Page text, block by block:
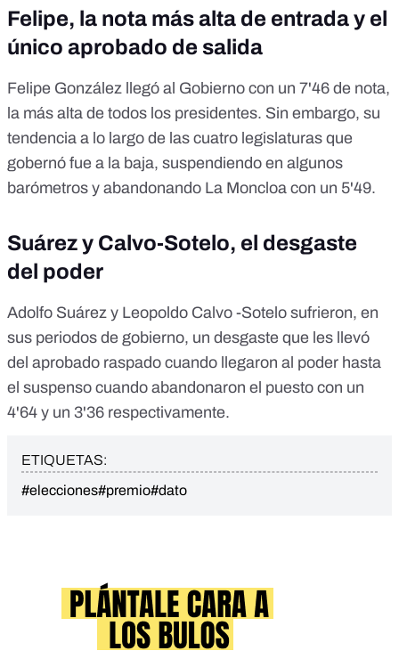
Felipe, la nota más alta de entrada y el
único aprobado de salida
Felipe González llegó al Gobierno con un 7'46 de nota,
la más alta de todos los presidentes. Sin embargo, su
tendencia a lo largo de las cuatro legislaturas que
gobernó fue a la baja, suspendiendo en algunos
barómetros y abandonando La Moncloa con un 5'49.
Suárez y Calvo-Sotelo, el desgaste
del poder
Adolfo Suárez y Leopoldo Calvo -Sotelo sufrieron, en
sus periodos de gobierno, un desgaste que les llevó
del aprobado raspado cuando llegaron al poder hasta
el suspenso cuando abandonaron el puesto con un
4'64 y un 3'36 respectivamente.
ETIQUETAS:
#elecciones#premio#dato